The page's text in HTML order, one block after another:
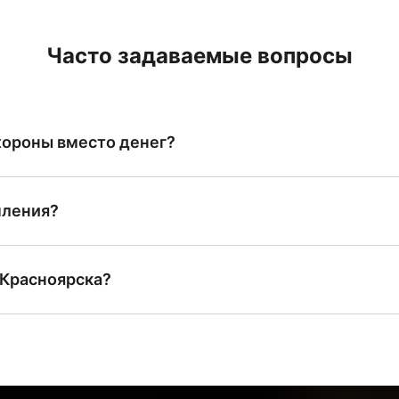
Часто задаваемые вопросы
вместо денег?